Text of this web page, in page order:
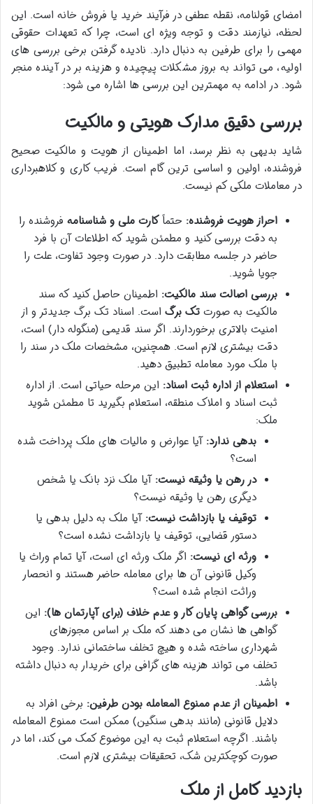
امضای قولنامه، نقطه عطفی در فرآیند خرید یا فروش خانه است. این
لحظه، نیازمند دقت و توجه ویژه ای است، چرا که تعهدات حقوقی
مهمی را برای طرفین به دنبال دارد. نادیده گرفتن برخی بررسی های
اولیه، می تواند به بروز مشکلات پیچیده و هزینه بر در آینده منجر
شود. در ادامه به مهمترین این بررسی ها اشاره می شود:
بررسی دقیق مدارک هویتی و مالکیت
شاید بدیهی به نظر برسد، اما اطمینان از هویت و مالکیت صحیح
فروشنده، اولین و اساسی ترین گام است. فریب کاری و کلاهبرداری
در معاملات ملکی کم نیست.
احراز هویت فروشنده: حتماًکارت ملی و شناسنامه فروشنده را
به دقت بررسی کنید و مطمئن شوید که اطلاعات آن با فرد
حاضر در جلسه مطابقت دارد. در صورت وجود تفاوت، علت را
جویا شوید.
بررسی اصالت سند مالکیت: اطمینان حاصل کنید که سند
مالکیت به صورت تک برگ است. اسناد تک برگ جدیدتر و از
امنیت بالاتری برخوردارند. اگر سند قدیمی (منگوله دار) است،
دقت بیشتری لازم است. همچنین، مشخصات ملک در سند را
با ملک مورد معامله تطبیق دهید.
استعلام از اداره ثبت اسناد: این مرحله حیاتی است. از اداره
ثبت اسناد و املاک منطقه، استعلام بگیرید تا مطمئن شوید
ملک:
بدهی ندارد: آیا عوارض و مالیات های ملک پرداخت شده
است؟
در رهن یا وثیقه نیست: آیا ملک نزد بانک یا شخص
دیگری رهن یا وثیقه نیست؟
توقیف یا بازداشت نیست: آیا ملک به دلیل بدهی یا
دستور قضایی، توقیف یا بازداشت نشده است؟
ورثه ای نیست: اگر ملک ورثه ای است، آیا تمام وراث یا
وکیل قانونی آن ها برای معامله حاضر هستند و انحصار
وراثت انجام شده است؟
بررسی گواهی پایان کار و عدم خلاف (برای آپارتمان ها): این
گواهی ها نشان می دهند که ملک بر اساس مجوزهای
شهرداری ساخته شده و هیچ تخلف ساختمانی ندارد. وجود
تخلف می تواند هزینه های گزافی برای خریدار به دنبال داشته
باشد.
اطمینان از عدم ممنوع المعامله بودن طرفین: برخی افراد به
دلایل قانونی (مانند بدهی سنگین) ممکن است ممنوع المعامله
باشند. اگرچه استعلام ثبت به این موضوع کمک می کند، اما در
صورت کوچکترین شک، تحقیقات بیشتری لازم است.
بازدید کامل از ملک